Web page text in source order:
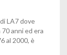
LA7 dove
anni ed era
al 2000, è